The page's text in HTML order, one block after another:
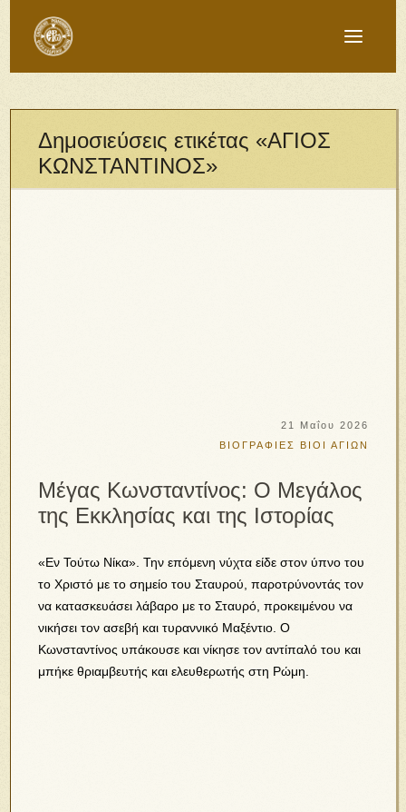
Δημοσιεύσεις ετικέτας «ΑΓΙΟΣ
ΚΩΝΣΤΑΝΤΙΝΟΣ»
21 Μαΐου 2026
ΒΙΟΓΡΑΦΙΕΣ
ΒΙΟΙ ΑΓΙΩΝ
Μέγας Κωνσταντίνος: Ο Μεγάλος
της Εκκλησίας και της Ιστορίας
«Εν Τούτω Νίκα». Την επόμενη νύχτα είδε στον ύπνο του
το Χριστό με το σημείο του Σταυρού, παροτρύνοντάς τον
να κατασκευάσει λάβαρο με το Σταυρό, προκειμένου να
νικήσει τον ασεβή και τυραννικό Μαξέντιο. Ο
Κωνσταντίνος υπάκουσε και νίκησε τον αντίπαλό του και
μπήκε θριαμβευτής και ελευθερωτής στη Ρώμη.